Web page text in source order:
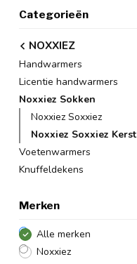
Categorieën
NOXXIEZ
Handwarmers
Licentie handwarmers
Noxxiez Sokken
Noxxiez Soxxiez
Noxxiez Soxxiez Kerst
Voetenwarmers
Knuffeldekens
Merken
Alle merken
Noxxiez